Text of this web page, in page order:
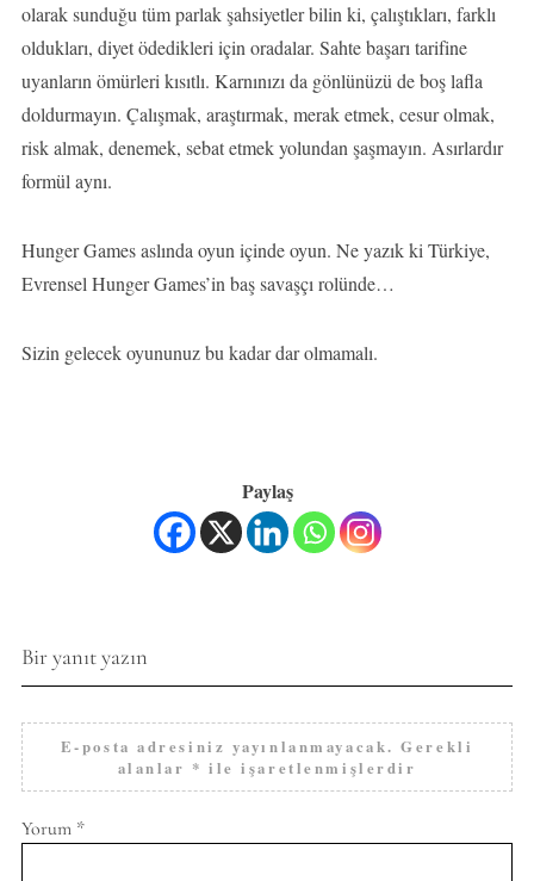
olarak sunduğu tüm parlak şahsiyetler bilin ki, çalıştıkları, farklı
oldukları, diyet ödedikleri için oradalar. Sahte başarı tarifine
uyanların ömürleri kısıtlı. Karnınızı da gönlünüzü de boş lafla
doldurmayın. Çalışmak, araştırmak, merak etmek, cesur olmak,
risk almak, denemek, sebat etmek yolundan şaşmayın. Asırlardır
formül aynı.
Hunger Games aslında oyun içinde oyun. Ne yazık ki Türkiye,
Evrensel Hunger Games’in baş savaşçı rolünde…
Sizin gelecek oyununuz bu kadar dar olmamalı.
Paylaş
Bir yanıt yazın
E-posta adresiniz yayınlanmayacak. Gerekli
alanlar * ile işaretlenmişlerdir
Yorum *